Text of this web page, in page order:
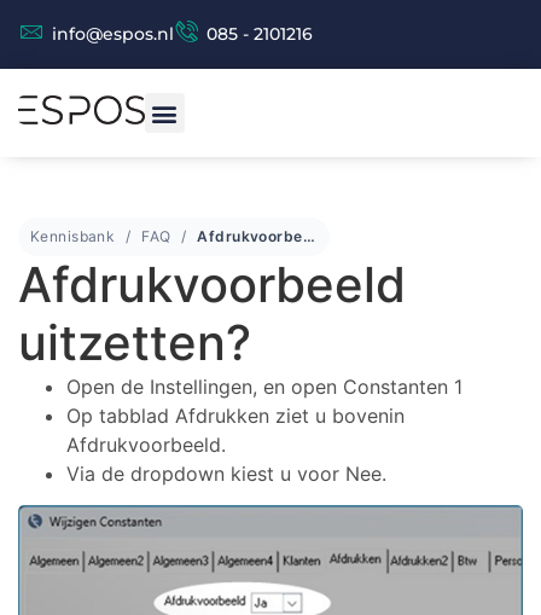
info@espos.nl 085 - 2101216
Kennisbank FAQ Afdrukvoorbeeld uitzetten?
Afdrukvoorbeeld
uitzetten?
Open de Instellingen, en open Constanten 1
Op tabblad Afdrukken ziet u bovenin
Afdrukvoorbeeld.
Via de dropdown kiest u voor Nee.
Espos Chat (beta versie) Espos Assistent